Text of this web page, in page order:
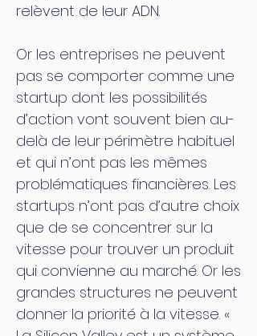
relèvent de leur ADN.
Or les entreprises ne peuvent
pas se comporter comme une
startup dont les possibilités
d’action vont souvent bien au-
delà de leur périmètre habituel
et qui n’ont pas les mêmes
problématiques financières. Les
startups n’ont pas d’autre choix
que de se concentrer sur la
vitesse pour trouver un produit
qui convienne au marché. Or les
grandes structures ne peuvent
donner la priorité à la vitesse. «